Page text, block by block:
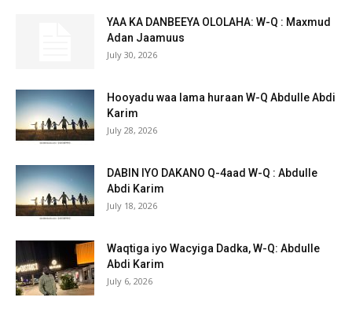
YAA KA DANBEEYA OLOLAHA: W-Q : Maxmud
Adan Jaamuus
July 30, 2026
Hooyadu waa lama huraan W-Q Abdulle Abdi
Karim
July 28, 2026
DABIN IYO DAKANO Q-4aad W-Q : Abdulle
Abdi Karim
July 18, 2026
Waqtiga iyo Wacyiga Dadka, W-Q: Abdulle
Abdi Karim
July 6, 2026